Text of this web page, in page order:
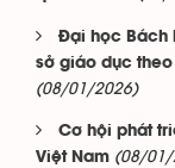
Đại học Bách
sở giáo dục theo
(08/01/2026)
Cơ hội phát
Việt Nam (08/01/